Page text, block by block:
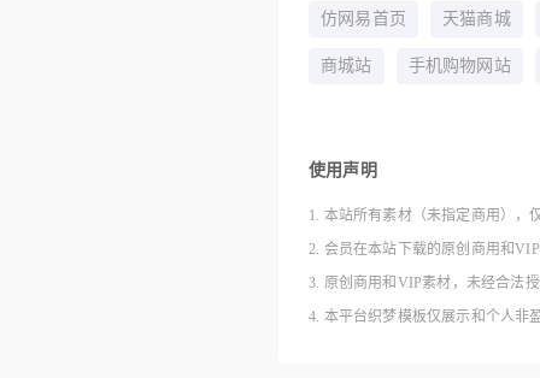
仿网易首页 天猫商城
商城站 手机购物网站
使用声明
1. 本站所有素材（未指定商用），
2. 会员在本站下载的原创商用和
3. 原创商用和VIP素材，未经合法
4. 本平台织梦模板仅展示和个人非